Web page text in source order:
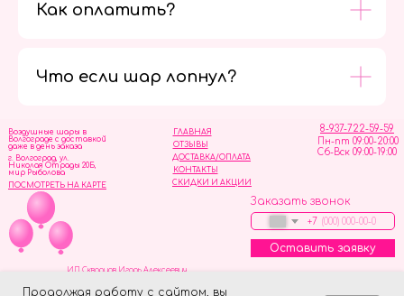
Продолжая работу с сайтом, вы
Как оплатить?
Что если шар лопнул?
ОТЗЫВЫ
ГЛАВНАЯ
ДОСТАВКА/ОПЛАТА
СКИДКИ И АКЦИИ
КОНТАКТЫ
8-937-722-59-59
Пн-пт 09:00-20:00
Сб-Вск 09:00-19:00
Воздушные шары в
Волгограде с доставкой
даже в день заказа
Заказать звонок
+7
Оставить заявку
г. Волгоград, ул.
Николая Отрады 20Б,
мир Рыболова
ПОСМОТРЕТЬ НА КАРТЕ
ИП Скворцов Игорь Алексеевич